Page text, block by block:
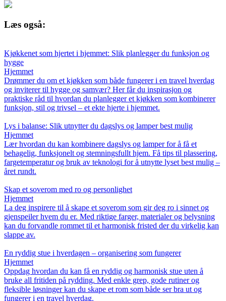
Læs også:
Kjøkkenet som hjertet i hjemmet: Slik planlegger du funksjon og
hygge
Hjemmet
Drømmer du om et kjøkken som både fungerer i en travel hverdag
og inviterer til hygge og samvær? Her får du inspirasjon og
praktiske råd til hvordan du planlegger et kjøkken som kombinerer
funksjon, stil og trivsel – et ekte hjerte i hjemmet.
Lys i balanse: Slik utnytter du dagslys og lamper best mulig
Hjemmet
Lær hvordan du kan kombinere dagslys og lamper for å få et
behagelig, funksjonelt og stemningsfullt hjem. Få tips til plassering,
fargetemperatur og bruk av teknologi for å utnytte lyset best mulig –
året rundt.
Skap et soverom med ro og personlighet
Hjemmet
La deg inspirere til å skape et soverom som gir deg ro i sinnet og
gjenspeiler hvem du er. Med riktige farger, materialer og belysning
kan du forvandle rommet til et harmonisk fristed der du virkelig kan
slappe av.
En ryddig stue i hverdagen – organisering som fungerer
Hjemmet
Oppdag hvordan du kan få en ryddig og harmonisk stue uten å
bruke all fritiden på rydding. Med enkle grep, gode rutiner og
fleksible løsninger kan du skape et rom som både ser bra ut og
fungerer i en travel hverdag.